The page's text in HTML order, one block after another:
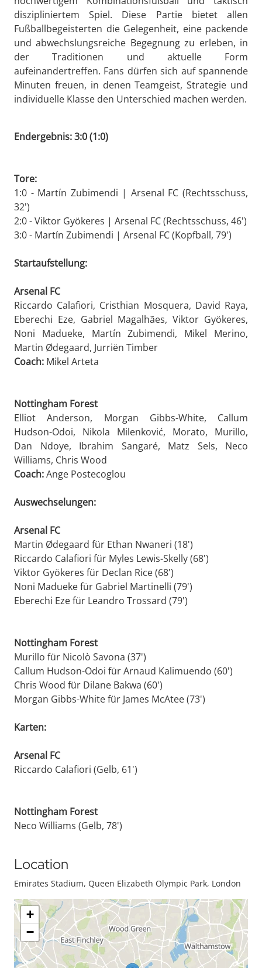
diszipliniertem Spiel. Diese Partie bietet allen
Fußballbegeisterten die Gelegenheit, eine packende
und abwechslungsreiche Begegnung zu erleben, in
der Traditionen und aktuelle Form
aufeinandertreffen. Fans dürfen sich auf spannende
Minuten freuen, in denen Teamgeist, Strategie und
individuelle Klasse den Unterschied machen werden.
Endergebnis: 3:0 (1:0)
Tore:
1:0 - Martín Zubimendi | Arsenal FC (Rechtsschuss,
32')
2:0 - Viktor Gyökeres | Arsenal FC (Rechtsschuss, 46')
3:0 - Martín Zubimendi | Arsenal FC (Kopfball, 79')
Startaufstellung:
Arsenal FC
Riccardo Calafiori, Cristhian Mosquera, David Raya,
Eberechi Eze, Gabriel Magalhães, Viktor Gyökeres,
Noni Madueke, Martín Zubimendi, Mikel Merino,
Martin Ødegaard, Jurriën Timber
Coach: Mikel Arteta
Nottingham Forest
Elliot Anderson, Morgan Gibbs-White, Callum
Hudson-Odoi, Nikola Milenković, Morato, Murillo,
Dan Ndoye, Ibrahim Sangaré, Matz Sels, Neco
Williams, Chris Wood
Coach:Ange Postecoglou
Auswechselungen:
Arsenal FC
Martin Ødegaard für Ethan Nwaneri (18')
Riccardo Calafiori für Myles Lewis-Skelly (68')
Viktor Gyökeres für Declan Rice (68')
Noni Madueke für Gabriel Martinelli (79')
Eberechi Eze für Leandro Trossard (79')
Nottingham Forest
Murillo für Nicolò Savona (37')
Callum Hudson-Odoi für Arnaud Kalimuendo (60')
Chris Wood für Dilane Bakwa (60')
Morgan Gibbs-White für James McAtee (73')
Karten:
Arsenal FC
Riccardo Calafiori (Gelb, 61')
Nottingham Forest
Neco Williams (Gelb, 78')
Location
Emirates Stadium, Queen Elizabeth Olympic Park, London
+
−